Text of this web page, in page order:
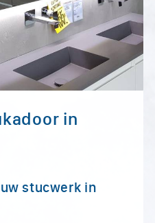
in
stucwerk in